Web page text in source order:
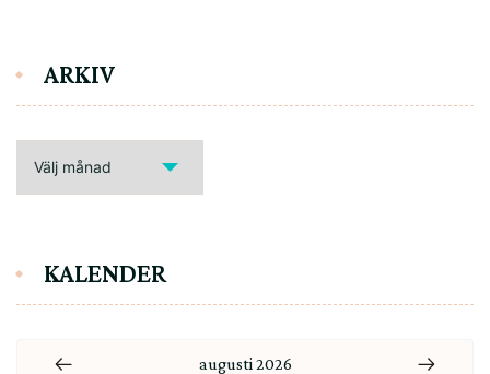
ARKIV
KALENDER
augusti 2026